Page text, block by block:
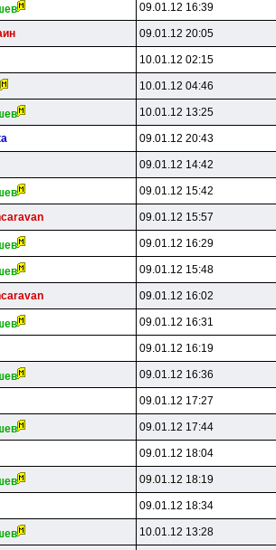
09.01.12 16:39
09.01.12 20:05
10.01.12 02:15
10.01.12 04:46
10.01.12 13:25
09.01.12 20:43
09.01.12 14:42
09.01.12 15:42
09.01.12 15:57
09.01.12 16:29
09.01.12 15:48
09.01.12 16:02
09.01.12 16:31
09.01.12 16:19
09.01.12 16:36
09.01.12 17:27
09.01.12 17:44
09.01.12 18:04
09.01.12 18:19
09.01.12 18:34
10.01.12 13:28